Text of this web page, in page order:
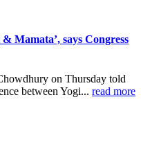
Mamata’, says Congress
on Thursday told
between Yogi... read more